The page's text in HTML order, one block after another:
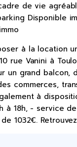
de vie
Disponible
à la
rue Vanini à
un grand
commerces,
à
à 18h, - service
1032€.